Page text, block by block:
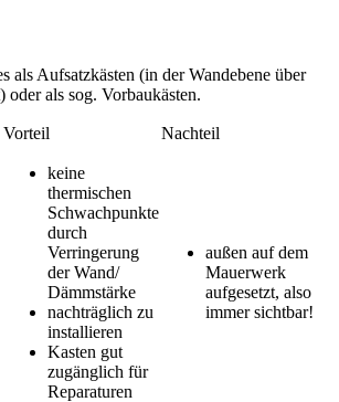
als Aufsatzkästen (in der Wandebene über
oder als sog. Vorbaukästen.
Vorteil Nachteil
keine
thermischen
Schwachpunkte
durch
Verringerung
der Wand/
Dämmstärke
nachträglich zu
installieren
Kasten gut
zugänglich für
Reparaturen
außen auf dem
Mauerwerk
aufgesetzt, also
immer sichtbar!